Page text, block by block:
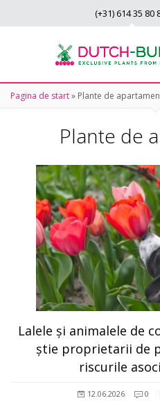
(+31) 614 35 80
Pagina de start» Plante de
Plante de
Lalele și animalele de
știe proprietarii de
riscurile
12.06.2026 0